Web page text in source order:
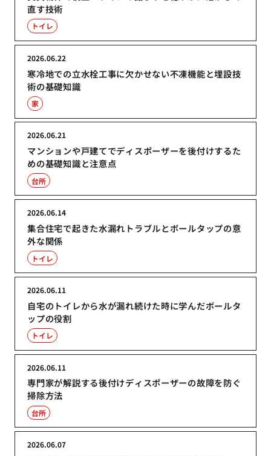
直す技術
トイレ
寒冷地での立水栓工事に欠かせない不凍機能と埋設技
術の基礎知識
2026.06.22
家
マンションや戸建てでディスポーザーを後付けするた
めの基礎知識と注意点
2026.06.21
台所
集合住宅で起きた水漏れトラブルとボールタップの意
外な関係
2026.06.14
トイレ
自宅のトイレから水が漏れ続けた時に学んだボールタ
ップの役割
2026.06.11
トイレ
専門家が解説する後付けディスポーザーの故障を防ぐ
掃除方法
2026.06.11
台所
2026.06.07